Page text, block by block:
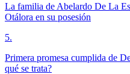
La familia de Abelardo De La
Otálora en su posesión
5.
Primera promesa cumplida de
qué se trata?